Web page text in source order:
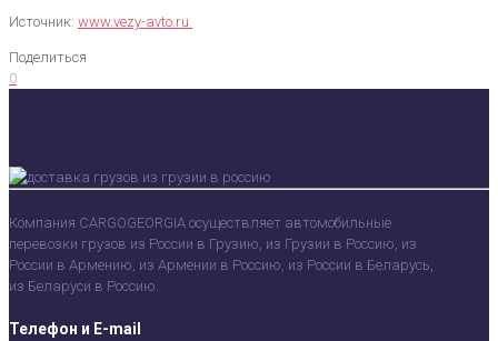
Источник: www.vezy-avto.ru
Поделиться
0
Компания CARGOGEORGIA осуществляет автомобильные
перевозки грузов из России в Грузию, из Грузии в Россию, из
России в Армению, из Армении в Россию, из России в Беларусь,
из Беларуси в Россию.
Телефон и E-mail